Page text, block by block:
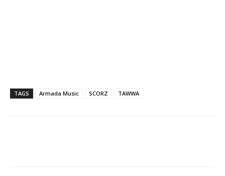
TAGS Armada Music SCORZ TAWWA